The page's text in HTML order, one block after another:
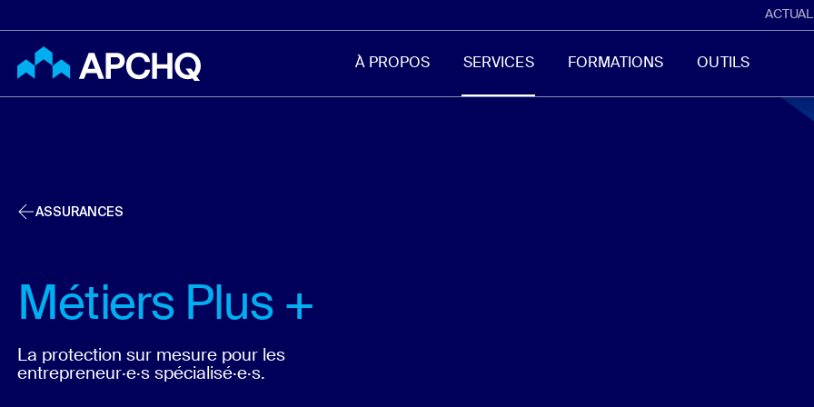
À PROPOS SERVICES FORMATIONS OUTILS
ASSURANCES
Métiers Plus +
La protection sur mesure pour les
entrepreneur·e·s spécialisé·e·s.